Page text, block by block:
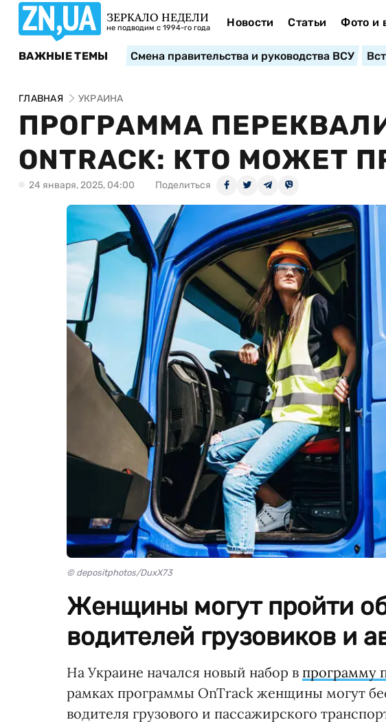
ЗЕРКАЛО НЕДЕЛИ
не подводим с 1994-го года Новости Статьи Фото и
ВАЖНЫЕ ТЕМЫ Смена правительства и руководства ВСУ
ГЛАВНАЯ УКРАИНА
ПРОГРАММА
ONTRACK: КТО МОЖЕТ
24 января, 2025, 04:00 Поделиться
© depositphotos/DuxX73
Женщины могут пройти
водителей грузовиков и
На Украине начался новый набор в программу
рамках программы OnTrack женщины могут
водителя грузового и пассажирского